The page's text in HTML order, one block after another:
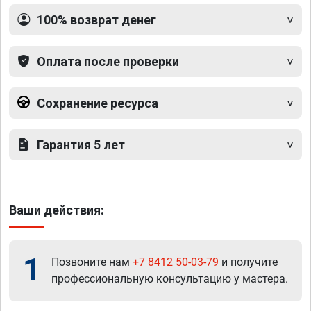
100% возврат денег
Оплата после проверки
Сохранение ресурса
Гарантия 5 лет
Ваши действия:
1 Позвоните нам +7 8412 50-03-79 и получите
профессиональную консультацию у мастера.